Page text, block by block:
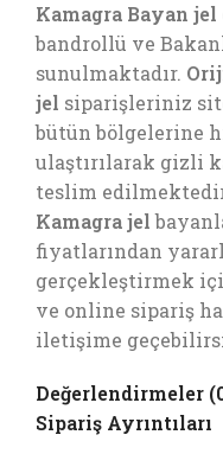
Kamagra Bayan jel
bandrollü ve
sunulmaktadır.
jel siparişleriniz
bütün bölgelerine
ulaştırılarak gizli
teslim
Kamagra jel
fiyatlarından
gerçekleştirmek
ve online sipariş
iletişime
Değerlendirmeler
Sipariş Ayrıntıları